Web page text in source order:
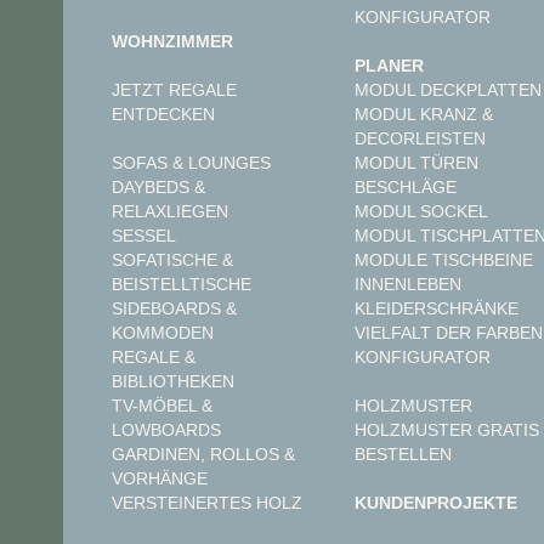
WOHNZIMMER
JETZT REGALE
ENTDECKEN
SOFAS & LOUNGES
DAYBEDS &
RELAXLIEGEN
SESSEL
SOFATISCHE &
BEISTELLTISCHE
SIDEBOARDS &
KOMMODEN
REGALE &
BIBLIOTHEKEN
TV-MÖBEL &
LOWBOARDS
GARDINEN, ROLLOS &
VORHÄNGE
VERSTEINERTES HOLZ
KONFIGURATOR
PLANER
MODUL DECKPLATTEN
MODUL KRANZ &
DECORLEISTEN
MODUL TÜREN
BESCHLÄGE
MODUL SOCKEL
MODUL
MODULE TISCHBEINE
INNENLEBEN
KLEIDERSCHRÄNKE
VIELFALT DER FARBEN
KONFIGURATOR
HOLZMUSTER
HOLZMUSTER GRATIS
BESTELLEN
KUNDENPROJEKTE